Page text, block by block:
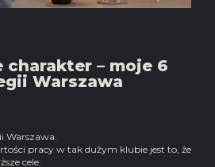
charakter – moje 6
Warszawa
Warszawa.
pracy w tak dużym klubie jest to, że
cele.